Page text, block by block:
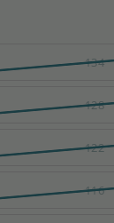
134
128
122
116